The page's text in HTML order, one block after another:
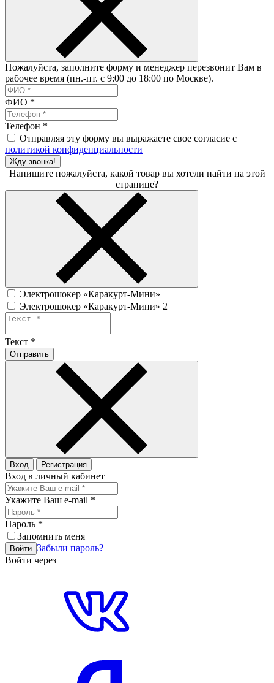
Пожалуйста, заполните форму и менеджер перезвонит Вам в
рабочее время (пн.-пт. с 9:00 до 18:00 по Москве).
ФИО *
Телефон *
Отправляя эту форму вы выражаете свое согласие с
политикой конфиденциальности
Жду звонка!
Напишите пожалуйста, какой товар вы хотели найти на этой
странице?
Электрошокер «Каракурт-Мини»
Электрошокер «Каракурт-Мини» 2
Текст *
Отправить
Вход Регистрация
Вход в личный кабинет
Укажите Ваш e-mail *
Пароль *
Запомнить меня
Войти Забыли пароль?
Войти через